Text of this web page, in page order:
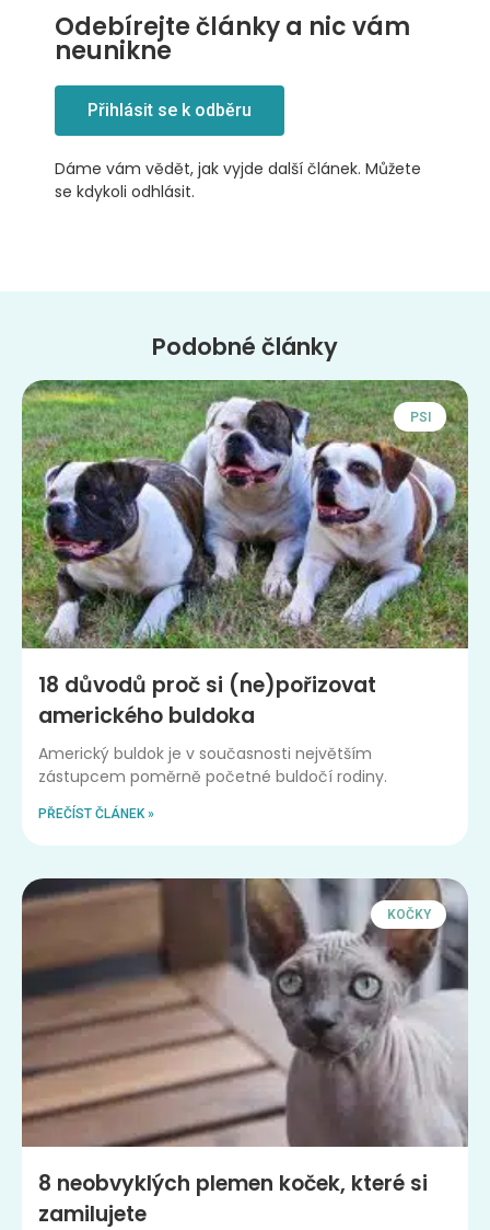
Odebírejte články a nic vám
neunikne
Přihlásit se k odběru
Dáme vám vědět, jak vyjde další článek. Můžete
se kdykoli odhlásit.
Podobné články
PSI
18 důvodů proč si (ne)pořizovat
amerického buldoka
Americký buldok je v současnosti největším
zástupcem poměrně početné buldočí rodiny.
PŘEČÍST ČLÁNEK »
KOČKY
8 neobvyklých plemen koček, které si
zamilujete